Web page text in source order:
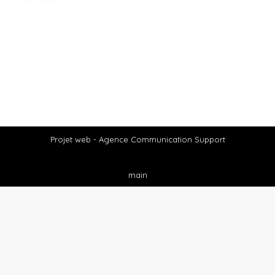
Projet web - Agence Communication Support
main